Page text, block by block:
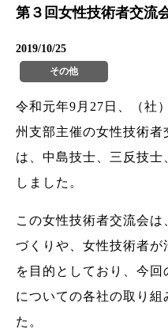
第３回女性技術者交流
2019/10/25
その他
令和元年9月27日、（社
州支部主催の女性技術者
は、中島技士、三反技
しました。
この女性技術者交流会
づくりや、女性技術者
を目的としており、今
についての各社の取り
た。